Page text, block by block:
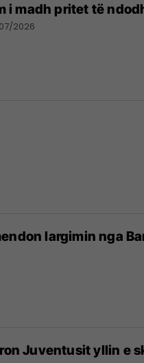
i madh pritet të
2026
largimin nga
Juventusit yllin e